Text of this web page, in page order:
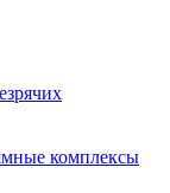
комплексы